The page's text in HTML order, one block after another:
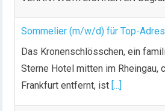
Sommelier (m/w/d) für Top-
Das Kronenschlösschen, ein
Sterne Hotel mitten im Rheingau,
Frankfurt entfernt, ist [...]